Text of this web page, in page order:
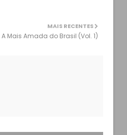
MAIS RECENTES
Mais Amada do Brasil (Vol. 1)